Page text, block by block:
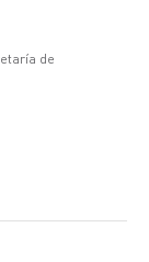
de